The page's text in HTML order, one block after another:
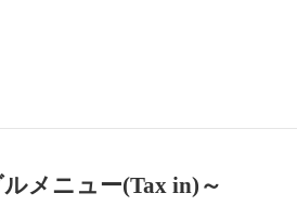
メニュー(Tax in)～